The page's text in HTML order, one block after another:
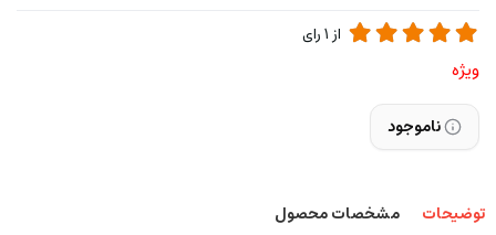
از 1رای
ویژه
ناموجود
توضیحات مشخصات محصول